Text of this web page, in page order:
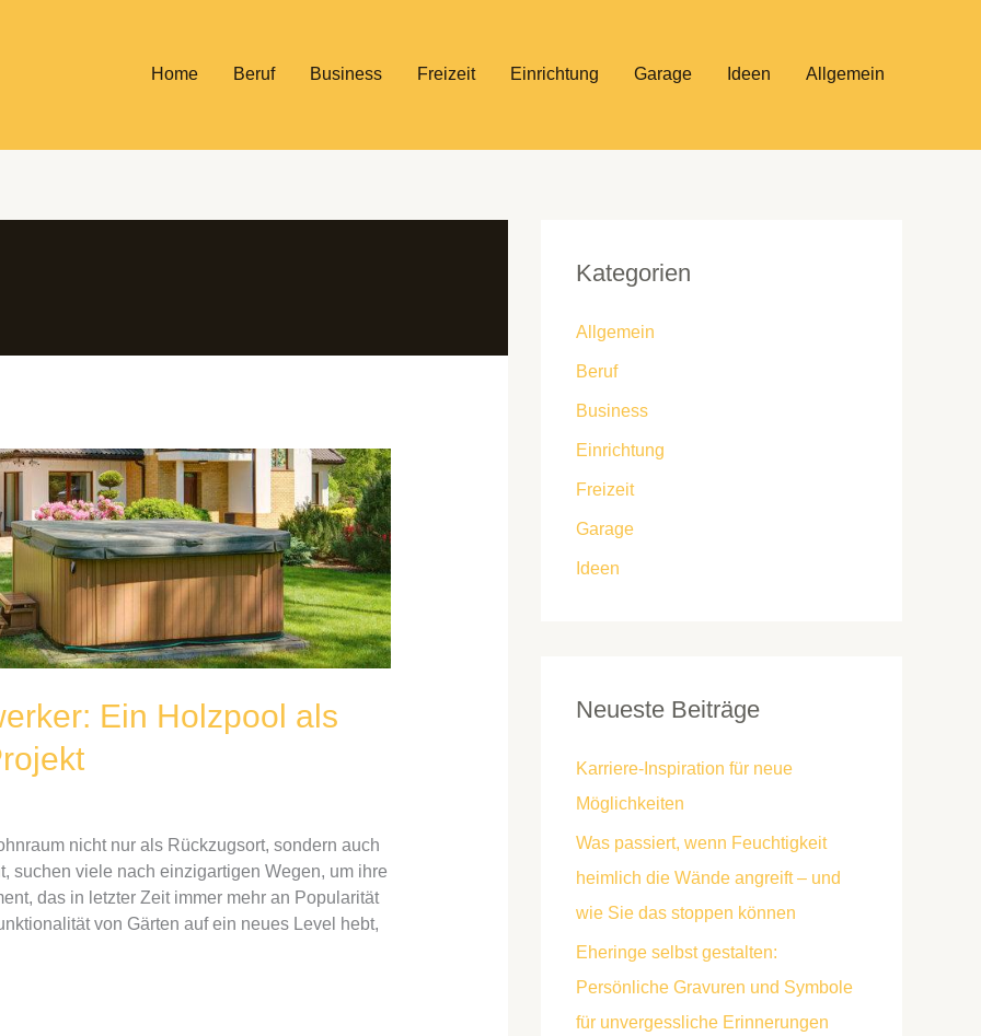
Home Beruf Business Freizeit Einrichtung Garage Ideen Allgemein
Ein Holzpool als
nicht nur als Rückzugsort, sondern auch
suchen viele nach einzigartigen Wegen, um ihre
das in letzter Zeit immer mehr an Popularität
von Gärten auf ein neues Level hebt,
Kategorien
Allgemein
Beruf
Business
Einrichtung
Freizeit
Garage
Ideen
Neueste Beiträge
Karriere-Inspiration für neue
Möglichkeiten
Was passiert, wenn Feuchtigkeit
heimlich die Wände angreift – und
wie Sie das stoppen können
Eheringe selbst gestalten:
Persönliche Gravuren und Symbole
für unvergessliche Erinnerungen